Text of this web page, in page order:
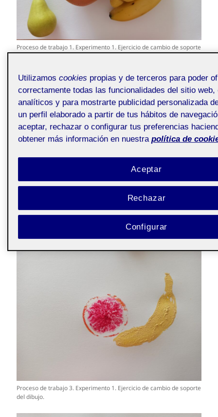
Proceso de trabajo 1. Experimento 1. Ejercicio de cambio de soporte
del dibujo.
Proceso de trabajo 2. Experimento 1. Ejercicio de cambio de soporte
Proceso de trabajo 3. Experimento 1. Ejercicio de cambio de soporte
del dibujo.
Utilizamoscookies propias y de terceros para poder
correctamente todas las funcionalidades del sitio web,
analíticos y para mostrarte publicidad personalizada
un perfil elaborado a partir de tus hábitos de
aceptar, rechazar o configurar tus preferencias
obtener más información en nuestra política de
Rechazar
Aceptar
Configurar